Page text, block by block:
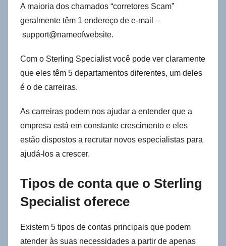
A maioria dos chamados “corretores Scam”
geralmente têm 1 endereço de e-mail –
support@nameofwebsite.
Com o Sterling Specialist você pode ver claramente
que eles têm 5 departamentos diferentes, um deles
é o de carreiras.
As carreiras podem nos ajudar a entender que a
empresa está em constante crescimento e eles
estão dispostos a recrutar novos especialistas para
ajudá-los a crescer.
Tipos de conta que o Sterling
Specialist oferece
Existem 5 tipos de contas principais que podem
atender às suas necessidades a partir de apenas